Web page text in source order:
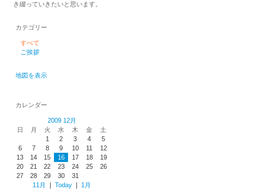
き綴っていきたいと思います。
カテゴリー
すべて
ご挨拶
地図を表示
カレンダー
2009 12月
日
月 火 水 木 金
土
1
2 3 4
5
6
7 8 9 10 11
12
13
14 15 16 17 18
19
20
21 22 23 24 25
26
27
28 29 30
31
11月
Today 1月